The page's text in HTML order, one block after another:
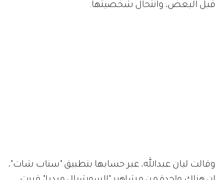
قبل البعض، وانتحال شخصيتها.
وقالت ليان عبدالله، عبر حسابها بتطبيق "سناب شات"،